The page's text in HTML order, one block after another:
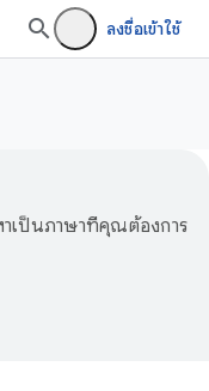
ลงชื่อเข้าใช้
เป็นภาษาที่คุณต้องการ